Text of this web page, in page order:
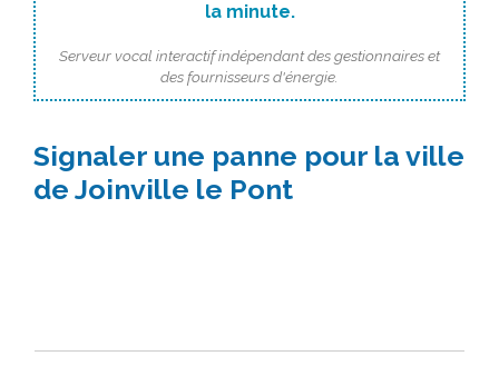
la minute.
Serveur vocal interactif indépendant des gestionnaires et
des fournisseurs d'énergie.
Signaler une panne pour la ville
de Joinville le Pont